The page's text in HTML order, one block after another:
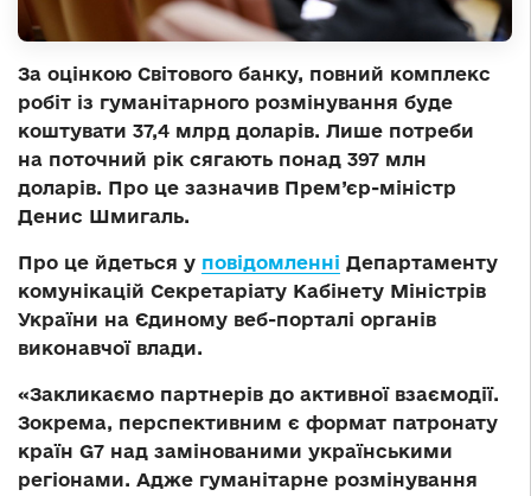
За оцінкою Світового банку, повний комплекс
робіт із гуманітарного розмінування буде
коштувати 37,4 млрд доларів. Лише потреби
на поточний рік сягають понад 397 млн
доларів. Про це зазначив Прем’єр-міністр
Денис Шмигаль.
Про це йдеться у повідомленні Департаменту
комунікацій Секретаріату Кабінету Міністрів
України на Єдиному веб-порталі органів
виконавчої влади.
«Закликаємо партнерів до активної взаємодії.
Зокрема, перспективним є формат патронату
країн G7 над замінованими українськими
регіонами. Адже гуманітарне розмінування